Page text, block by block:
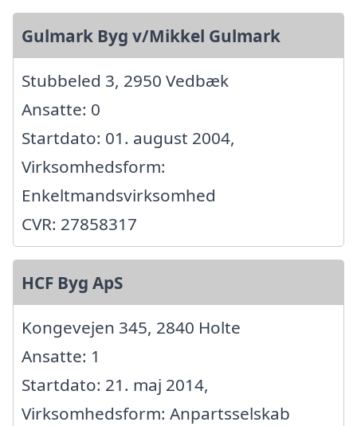
Gulmark Byg v/Mikkel Gulmark
Stubbeled 3, 2950 Vedbæk
Ansatte: 0
Startdato: 01. august 2004,
Virksomhedsform:
Enkeltmandsvirksomhed
CVR: 27858317
HCF Byg ApS
Kongevejen 345, 2840 Holte
Ansatte: 1
Startdato: 21. maj 2014,
Virksomhedsform: Anpartsselskab